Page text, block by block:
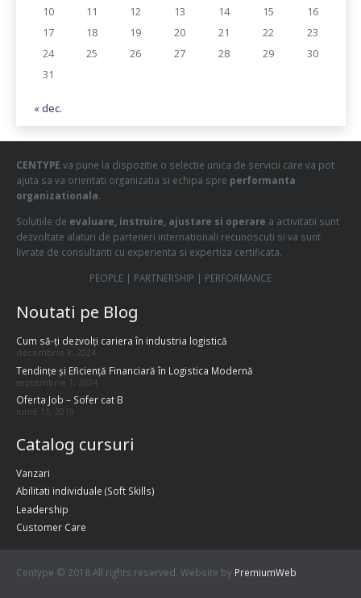
10
11 12 13 14 15
16
17
18 19 20 21 22
23
24
25 26 27 28 29
30
31
« dec.
CENTYPE va pune la dispozitie o selectie unica de servicii care va pot
ajuta sa va orientati organizatia si echipa spre performanta
organizationala.
Solutiile de evaluare, instruire, ajustare si operare a activitatii sunt
dezvoltate alaturi de parteneri internationali recunoscuti si va sunt
livrate de consultanti cu experienta si expertiza certificata.
PEOPLE | PARTNERSHIP | PERFORMANCE
Noutati pe Blog
Cum să-ți dezvolți cariera în industria logistică
decembrie 9, 2024
Tendințe și Eficiență Financiară în Logistica Modernă
septembrie 1, 2024
Oferta Job – Sofer cat B
iunie 11, 2019
Catalog cursuri
Vanzari
Abilitati individuale (Soft Skills)
Leadership
Customer Care
Centype © 2018 All rights reserved. Website by PremiumWeb